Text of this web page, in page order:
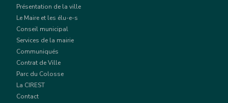
Présentation de la ville
Le Maire et les élu-e-s
Conseil municipal
Services de la mairie
Communiqués
Contrat de Ville
Parc du Colosse
La CIREST
Contact